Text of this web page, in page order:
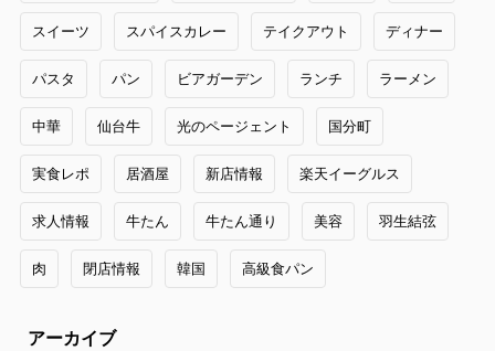
スイーツ スパイスカレー テイクアウト ディナー
パスタ パン ビアガーデン ランチ ラーメン
中華 仙台牛 光のページェント 国分町
実食レポ 居酒屋 新店情報 楽天イーグルス
求人情報 牛たん 牛たん通り 美容 羽生結弦
肉 閉店情報 韓国 高級食パン
アーカイブ